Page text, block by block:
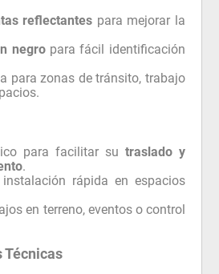
reflectantes para mejorar la
negropara fácil identificación
para zonas de tránsito, trabajo
para facilitar su traslado y
.
rápida en espacios
en terreno, eventos o control
Técnicas